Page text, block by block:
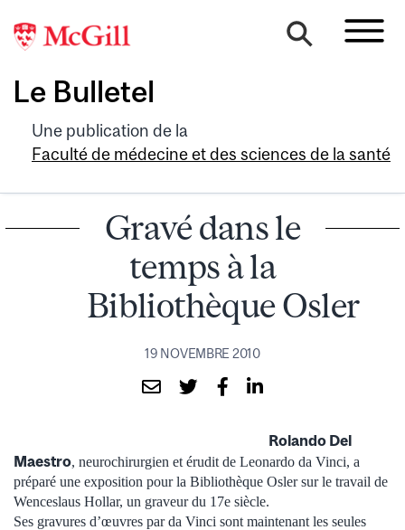
Le Bulletel
Une publication de la
Faculté de médecine et des sciences de la santé
Gravé dans le
temps à la
Bibliothèque Osler
19 NOVEMBRE 2010
Rolando Del
Maestro, neurochirurgien et érudit de Leonardo da Vinci, a
préparé une exposition pour la Bibliothèque Osler sur le travail de
Wenceslaus Hollar, un graveur du 17e siècle.
Ses gravures d’œuvres par da Vinci sont maintenant les seules